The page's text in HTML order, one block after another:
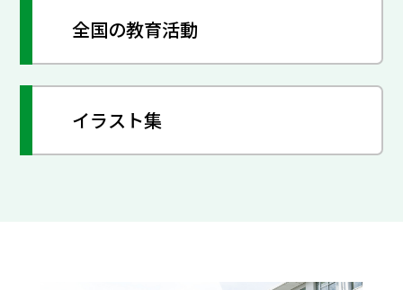
全国の教育活動
イラスト集